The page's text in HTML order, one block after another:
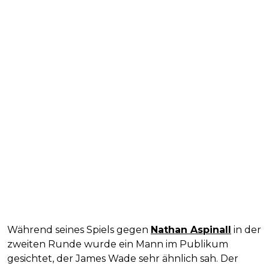
Während seines Spiels gegen Nathan Aspinall in der
zweiten Runde wurde ein Mann im Publikum
gesichtet, der James Wade sehr ähnlich sah. Der